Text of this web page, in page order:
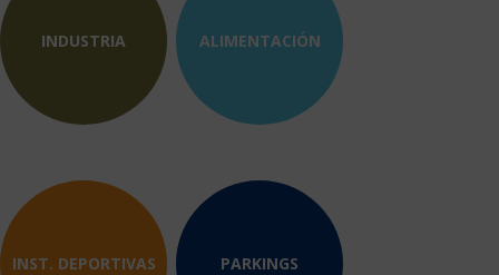
INDUSTRIA ALIMENTACIÓN
INST. DEPORTIVAS PARKINGS